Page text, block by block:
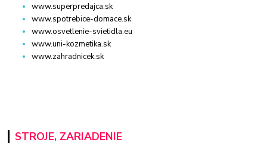
www.superpredajca.sk
www.spotrebice-domace.sk
www.osvetlenie-svietidla.eu
www.uni-kozmetika.sk
www.zahradnicek.sk
STROJE, ZARIADENIE